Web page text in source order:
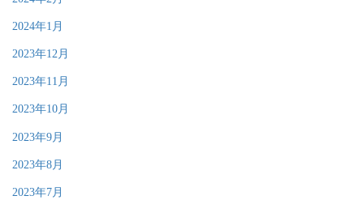
2024年1月
2023年12月
2023年11月
2023年10月
2023年9月
2023年8月
2023年7月